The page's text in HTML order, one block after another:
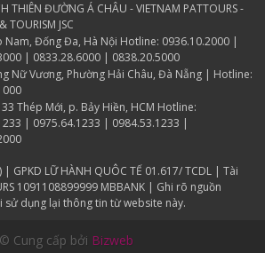
THIÊN ĐƯỜNG Á CHÂU - VIETNAM PATTOURS -
TOURISM JSC
Nam, Đống Đa, Hà Nội Hotline: 0936.10.2000 |
| 0833.28.6000 | 0838.20.5000
Nữ Vương, Phường Hải Châu, Đà Nẵng | Hotline:
000
Thép Mới, p. Bảy Hiền, HCM Hotline:
| 0975.64.1233 | 0984.53.1233 |
| GPKD LỮ HÀNH QUÔC TẾ 01.617/ TCDL | Tài
1091108899999 MBBANK | Ghi rõ nguồn
sử dụng lại thông tin từ website này.
© Cung cấp bởi Bizweb